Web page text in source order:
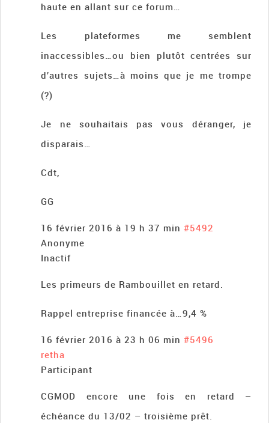
haute en allant sur ce forum…
Les plateformes me semblent
inaccessibles…ou bien plutôt centrées sur
d’autres sujets…à moins que je me trompe
(?)
Je ne souhaitais pas vous déranger, je
disparais…
Cdt,
GG
16 février 2016 à 19 h 37 min #5492
Anonyme
Inactif
Les primeurs de Rambouillet en retard.
Rappel entreprise financée à…9,4 %
16 février 2016 à 23 h 06 min #5496
retha
Participant
CGMOD encore une fois en retard –
échéance du 13/02 – troisième prêt.